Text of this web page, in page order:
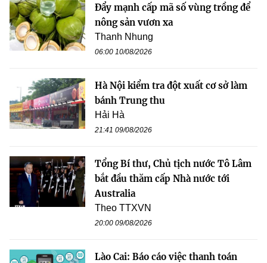
Đẩy mạnh cấp mã số vùng trồng để
nông sản vươn xa
Thanh Nhung
06:00 10/08/2026
Hà Nội kiểm tra đột xuất cơ sở làm
bánh Trung thu
Hải Hà
21:41 09/08/2026
Tổng Bí thư, Chủ tịch nước Tô Lâm
bắt đầu thăm cấp Nhà nước tới
Australia
Theo TTXVN
20:00 09/08/2026
Lào Cai: Báo cáo việc thanh toán